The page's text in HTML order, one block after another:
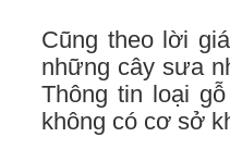
Cũng theo lời
những cây sưa
Thông tin loại
không có cơ sở